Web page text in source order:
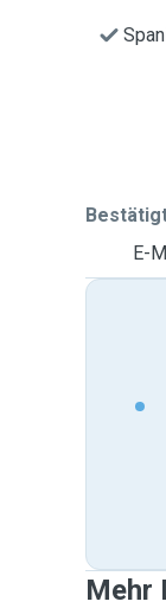
E-
Mehr